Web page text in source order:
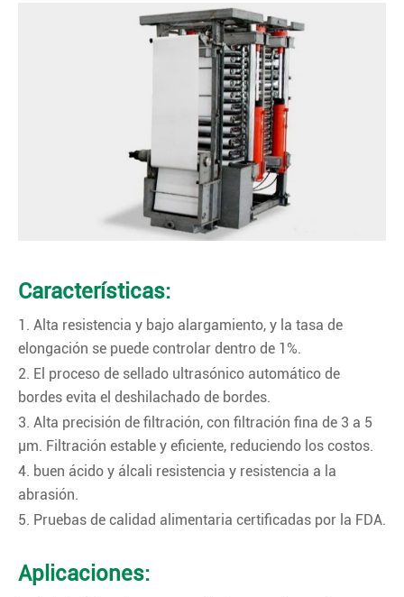
Características:
1. Alta resistencia y bajo alargamiento, y la tasa de
elongación se puede controlar dentro de 1%.
2. El proceso de sellado ultrasónico automático de
bordes evita el deshilachado de bordes.
3. Alta precisión de filtración, con filtración fina de 3 a 5
μm. Filtración estable y eficiente, reduciendo los costos.
4. buen ácido y álcali resistencia y resistencia a la
abrasión.
5. Pruebas de calidad alimentaria certificadas por la FDA.
Aplicaciones: